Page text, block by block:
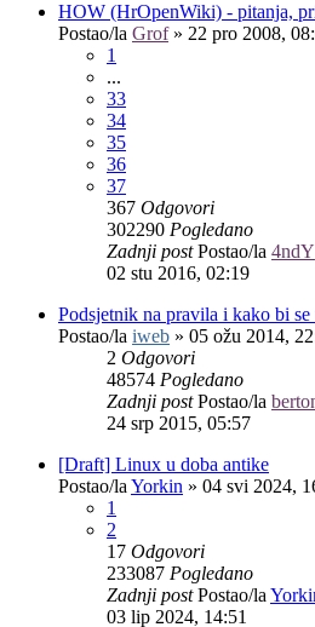
HOW (HrOpenWiki) - pitanja,
Postao/la Grof» 22 pro 2008,
1
...
33
34
35
36
37
367 Odgovori
302290 Pogledano
Zadnji postPostao/la 4ndY
02 stu 2016, 02:19
Podsjetnik na pravila i kako bi
Postao/la iweb » 05 ožu 2014,
2 Odgovori
48574 Pogledano
Zadnji postPostao/la
24 srp 2015, 05:57
[Draft] Linux u doba antike
Postao/la Yorkin » 04 svi 2024,
1
2
17 Odgovori
233087 Pogledano
Zadnji postPostao/la
03 lip 2024, 14:51